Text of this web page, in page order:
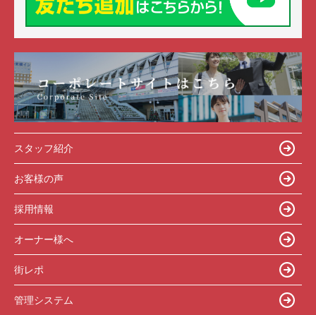
スタッフ紹介
お客様の声
採用情報
オーナー様へ
街レポ
管理システム